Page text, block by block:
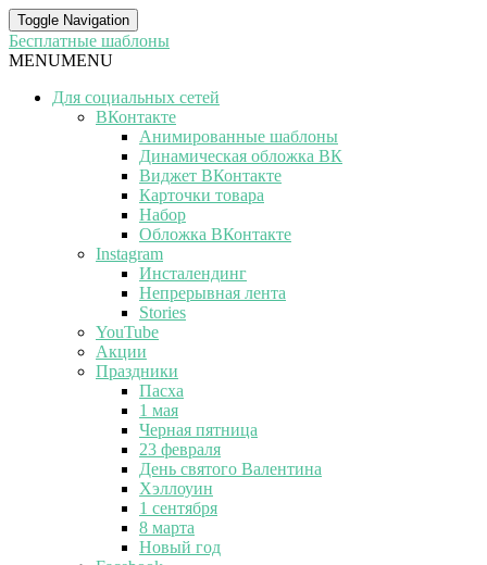
Toggle Navigation
Бесплатные шаблоны
MENUMENU
Для социальных сетей
ВКонтакте
Анимированные шаблоны
Динамическая обложка ВК
Виджет ВКонтакте
Карточки товара
Набор
Обложка ВКонтакте
Instagram
Инсталендинг
Непрерывная лента
Stories
YouTube
Акции
Праздники
Пасха
1 мая
Черная пятница
23 февраля
День святого Валентина
Хэллоуин
1 сентября
8 марта
Новый год